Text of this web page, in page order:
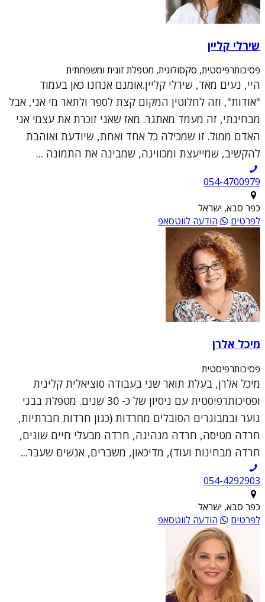
שירלי קליין
פסיכותרפיסטית, סקסולוגית, מטפלת זוגית ומשפחתית
היי, נעים מאד, שירלי קליין.אומנם אנחנו כאן בעמוד
"אודות", וזה לחלוטין המקום קצת לספר ולתאר מי אני, אבל
מבחינתי, זה מעמד מאתגר. מאז שאני זוכרת את עצמי אני
האדם ממול. זו שמכילה כל אחד ואחת, שיודעת ואוהבת
להקשיב, שמייעצת ומכווינה, שמבינה את התמונה ...
054-4700979
כפר סבא, ישראל
לפרטים
הודעה לווטסאפ
מיכל אלרן
פסיכותרפיסטית
מיכל אלרן, בעלת תואר שני בעבודה סוציאלית קלינית
ופסיכותרפיסטית עם ניסיון של כ- 30 שנים. מטפלת בבני
נוער ובמבוגרים הסובלים מחרדות (כגון חרדות חברתיות,
חרדה מטיסה, חרדה מנהיגה, חרדה מבעלי חיים שונים,
חרדה מבחינות ועוד), מדיכאון, משברים, אנשים שעבר...
054-4292903
כפר סבא, ישראל
לפרטים
הודעה לווטסאפ